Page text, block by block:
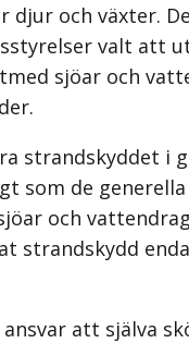
djur och växter.
valt att
sjöar och
strandskyddet i
som de
och
strandskydd
att själva